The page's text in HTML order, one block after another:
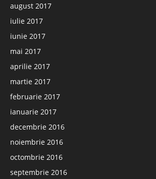
august 2017
iulie 2017
iunie 2017
mai 2017
aprilie 2017
martie 2017
februarie 2017
ianuarie 2017
decembrie 2016
noiembrie 2016
octombrie 2016
septembrie 2016